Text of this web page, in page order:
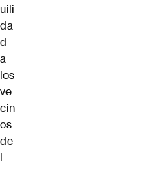
uili
da
d
a
los
ve
cin
os
de
l